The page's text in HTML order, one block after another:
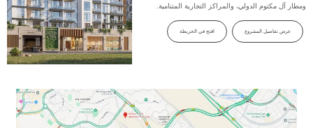
ومطار آل مكتوم الدولي، والمراكز التجارية المتنامية.
عرض تفاصيل المشروع افتح في الخريطة